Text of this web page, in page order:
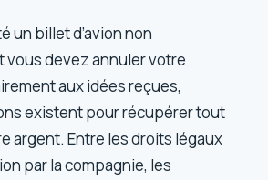
un billet d’avion non
vous devez annuler votre
aux idées reçues,
existent pour récupérer tout
argent. Entre les droits légaux
par la compagnie, les